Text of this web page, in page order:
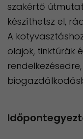
szakértő
készíthetsz el,
A
olajok, tinktúrák